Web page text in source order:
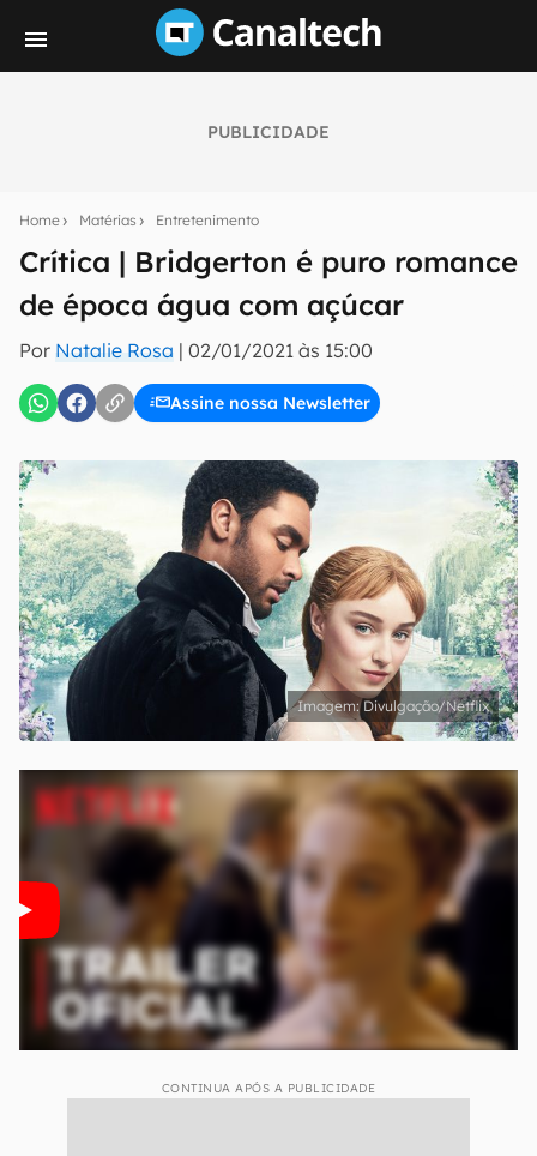
PUBLICIDADE
Home Matérias Entretenimento
Crítica | Bridgerton é puro romance
de época água com açúcar
Por Natalie Rosa | 02/01/2021 às 15:00
Assine nossa Newsletter
notícias e reviews sobre tecnologia em primeira
mão.
E-mail
inscreva-se
Confirmo que li, aceito e concordo com os
Uso e Política de Privacidade do Canaltech.
Divulgação/Netflix
CONTINUA APÓS A PUBLICIDADE